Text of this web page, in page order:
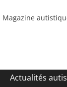
Magazine
Actualités